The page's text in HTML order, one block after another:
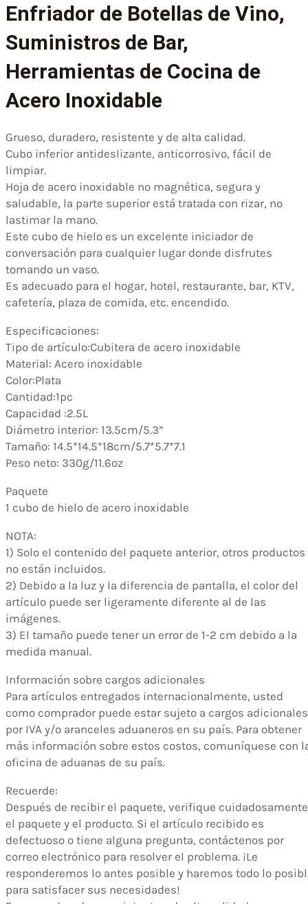
Enfriador de Botellas de Vino,
Suministros de Bar,
Herramientas de Cocina de
Acero Inoxidable
Grueso, duradero, resistente y de alta calidad.
Cubo inferior antideslizante, anticorrosivo, fácil de
limpiar.
Hoja de acero inoxidable no magnética, segura y
saludable, la parte superior está tratada con rizar, no
lastimar la mano.
Este cubo de hielo es un excelente iniciador de
conversación para cualquier lugar donde disfrutes
tomando un vaso.
Es adecuado para el hogar, hotel, restaurante, bar, KTV,
cafetería, plaza de comida, etc. encendido.
Especificaciones:
Tipo de artículo:Cubitera de acero inoxidable
Material: Acero inoxidable
Color:Plata
Cantidad:1pc
Capacidad :2.5L
Diámetro interior: 13.5cm/5.3”
Tamaño: 14.5*14.5*18cm/5.7*5.7*7.1
Peso neto: 330g/11.6oz
Paquete
1 cubo de hielo de acero inoxidable
NOTA:
1) Solo el contenido del paquete anterior, otros productos
no están incluidos.
2) Debido a la luz y la diferencia de pantalla, el color del
artículo puede ser ligeramente diferente al de las
imágenes.
3) El tamaño puede tener un error de 1-2 cm debido a la
medida manual.
Información sobre cargos adicionales
Para artículos entregados internacionalmente, usted
como comprador puede estar sujeto a cargos adicionales
por IVA y/o aranceles aduaneros en su país. Para obtener
más información sobre estos costos, comuníquese con
oficina de aduanas de su país.
Recuerde:
Después de recibir el paquete, verifique cuidadosamente
el paquete y el producto. Si el artículo recibido es
defectuoso o tiene alguna pregunta, contáctenos por
correo electrónico para resolver el problema. ¡Le
responderemos lo antes posible y haremos todo lo
para satisfacer sus necesidades!